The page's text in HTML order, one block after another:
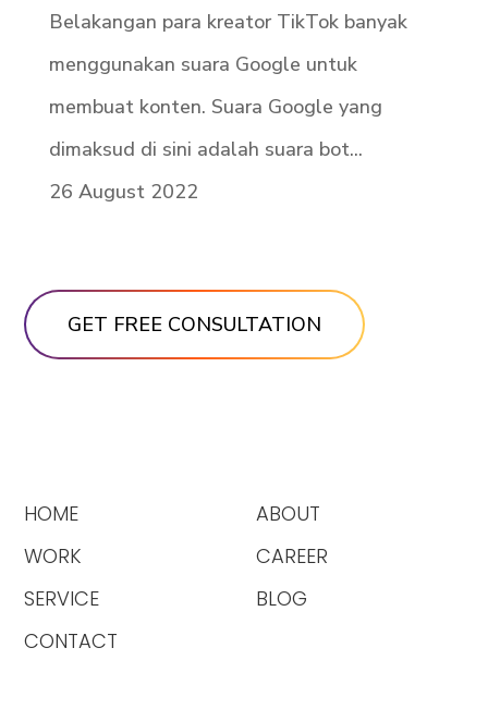
Belakangan para kreator TikTok banyak
menggunakan suara Google untuk
membuat konten. Suara Google yang
dimaksud di sini adalah suara bot...
26 August 2022
HOME
WORK
SERVICE
CONTACT
ABOUT
CAREER
BLOG